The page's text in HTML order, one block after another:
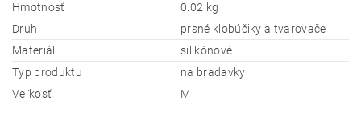
Hmotnosť
0.02 kg
Druh
prsné klobúčiky a tvarovače
Materiál
silikónové
Typ produktu
na bradavky
Veľkosť
M